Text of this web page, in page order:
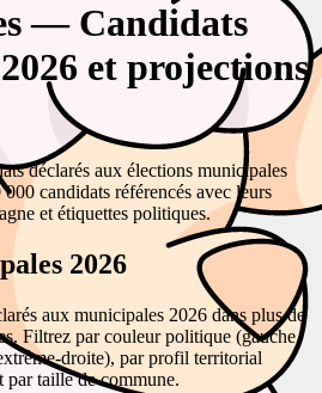
— Candidats
et projections
déclarés aux élections municipales
candidats référencés avec leurs
et étiquettes politiques.
2026
aux municipales 2026 dans plus de
Filtrez par couleur politique (gauche,
droite), par profil territorial
taille de commune.